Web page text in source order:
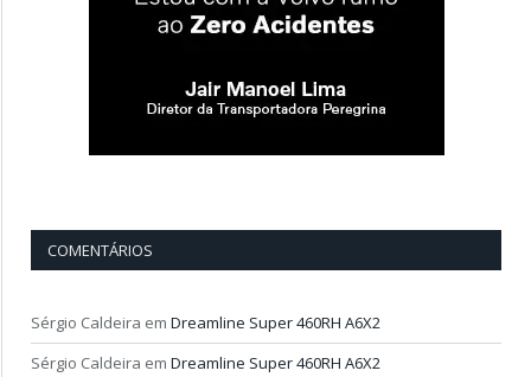
COMENTÁRIOS
Sérgio Caldeira em Dreamline Super 460RH A6X2
Sérgio Caldeira em Dreamline Super 460RH A6X2